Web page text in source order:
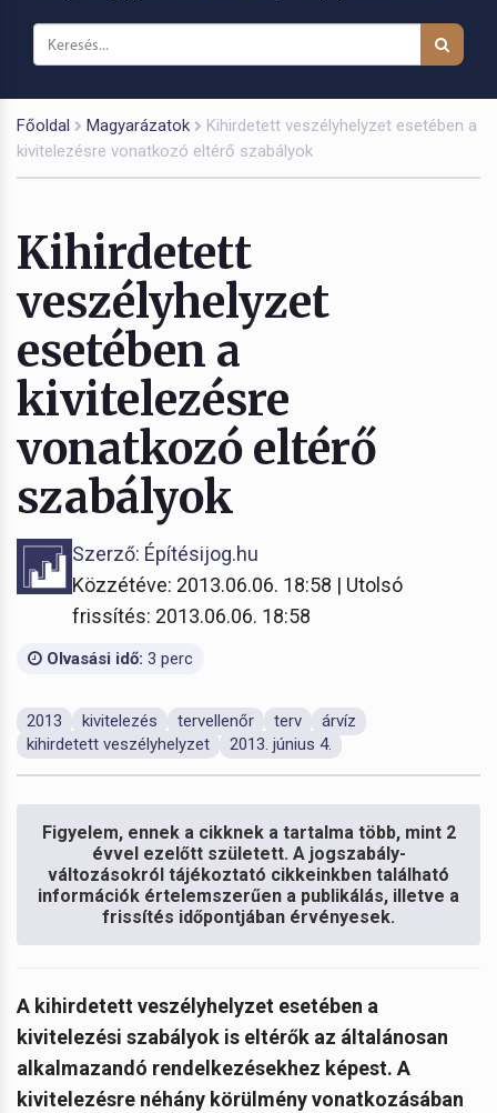
Főoldal Magyarázatok
Kihirdetett veszélyhelyzet esetében a
kivitelezésre vonatkozó eltérő szabályok
Kihirdetett
veszélyhelyzet
esetében a
kivitelezésre
vonatkozó eltérő
szabályok
Szerző: Építésijog.hu
Közzétéve: 2013.06.06. 18:58 | Utolsó
frissítés: 2013.06.06. 18:58
Olvasási idő: 3 perc
2013 kivitelezés tervellenőr terv
árvíz
kihirdetett veszélyhelyzet
2013. június 4.
Figyelem, ennek a cikknek a tartalma több, mint 2
évvel ezelőtt született. A jogszabály-
változásokról tájékoztató cikkeinkben található
információk értelemszerűen a publikálás, illetve a
frissítés időpontjában érvényesek.
A kihirdetett veszélyhelyzet esetében a
kivitelezési szabályok is eltérők az általánosan
alkalmazandó rendelkezésekhez képest. A
kivitelezésre néhány körülmény vonatkozásában